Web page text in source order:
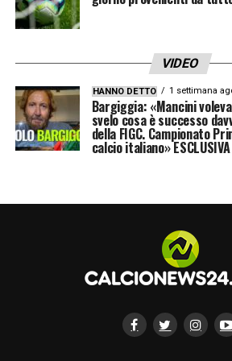
nuova avventura. Adesso sto
fisicamente e l’infortunio è
Voglio tornare protagonista
una cosa…».
SOGNO ITALIANO– «Mi
in Italia. Da voi sono
VIDEO
HANNO DETTO 1 settimana
Bargiggia: «Mancini
svelo cosa è successo
della FIGC. Campionato
calcio italiano» ESCLUSIVA